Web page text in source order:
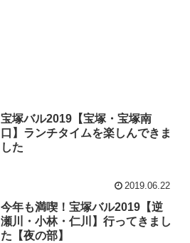
宝塚バル2019【宝塚・宝塚南
口】ランチタイムを楽しんできま
した
2019.06.22
今年も満喫！宝塚バル2019【逆
瀬川・小林・仁川】行ってきまし
た【夜の部】